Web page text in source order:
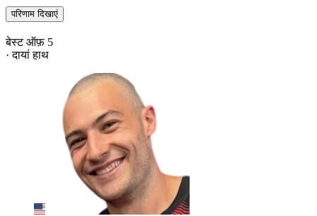
परिणाम दिखाएं
बेस्ट ऑफ़ 5
· दायां हाथ